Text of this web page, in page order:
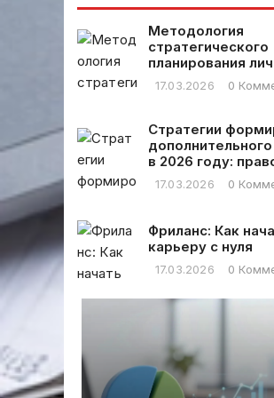
Методология
стратегического
планирования
финансовых
17.03.2026 0
Стратегии
в 2026 году:
практические
17.03.2026 0
Фриланс: Как
карьеру с нуля
17.03.2026 0